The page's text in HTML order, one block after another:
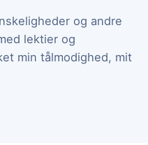
og andre
lektier og
min tålmodighed, mit